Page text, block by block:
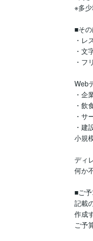
※多
■そ
・レ
・文
・フ
Web
・企
・飲
・サ
・建
小規
ディ
何か
■ご
記載
作成
ご予